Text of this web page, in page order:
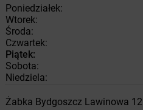
Poniedziałek:
Wtorek:
Środa:
Czwartek:
Piątek:
Sobota:
Niedziela:
Żabka Bydgoszcz Lawinowa 12